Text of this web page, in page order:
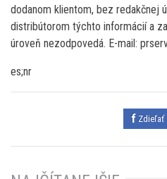
dodanom klientom, bez redakčnej
distribútorom týchto informácií a
úroveň nezodpovedá. E-mail:
es;nr
Zdieľať